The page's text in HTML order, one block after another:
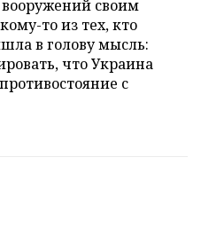
своим
то из тех, кто
в голову мысль:
что Украина
с